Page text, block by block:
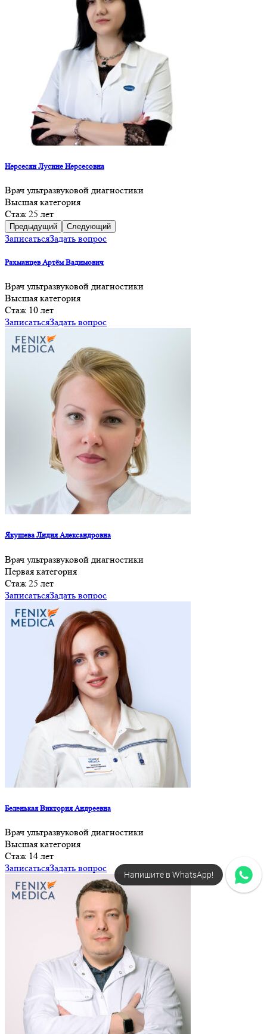
Нерсесян Лусине Нерсесовна
Врач ультразвуковой диагностики
Высшая категория
Cтаж 25 лет
Предыдущий Следующий
ЗаписатьсяЗадать вопрос
Рахманцев Артём Вадимович
Врач ультразвуковой диагностики
Высшая категория
Cтаж 10 лет
ЗаписатьсяЗадать вопрос
Якушева Лидия Александровна
Врач ультразвуковой диагностики
Первая категория
Cтаж 25 лет
ЗаписатьсяЗадать вопрос
Беленькая Виктория Андреевна
Врач ультразвуковой диагностики
Высшая категория
Cтаж 14 лет
ЗаписатьсяЗадать вопрос
Напишите в WhatsApp!